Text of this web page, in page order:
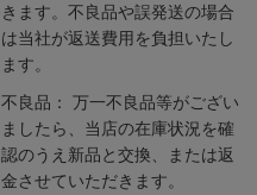
きます。不良品や誤発送の場合
は当社が返送費用を負担いたし
ます。
不良品： 万一不良品等がござい
ましたら、当店の在庫状況を確
認のうえ新品と交換、または返
金させていただきます。